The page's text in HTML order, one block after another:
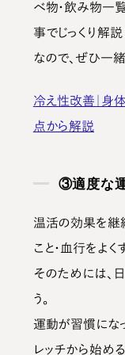
べ物・飲み物一
事でじっくり解
なので、ぜひ一
冷え性改善｜身
点から解説
③適度な
温活の効果を継
こと・血行をよく
そのためには、
う。
運動が習慣にな
レッチから始め